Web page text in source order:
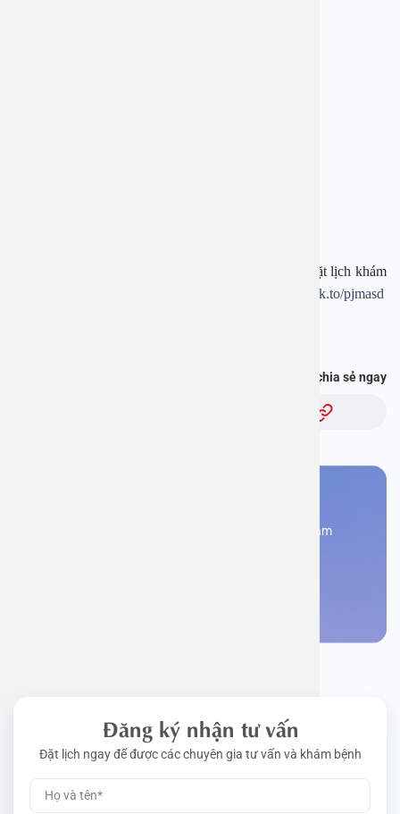
Tải APP Bệnh viện An Việt để “Tra cứu kết quả – Đặt lịch khám
https://onelink.to/pjmasd
Bạn thấy thông tin này hữu ích, chia sẻ ngay
Đăng kí ngay để được các chuyên gia tư vấn và khám
Đăng ký nhận tư vấn
Đặt lịch ngay để được các chuyên gia tư vấn và khám bệnh